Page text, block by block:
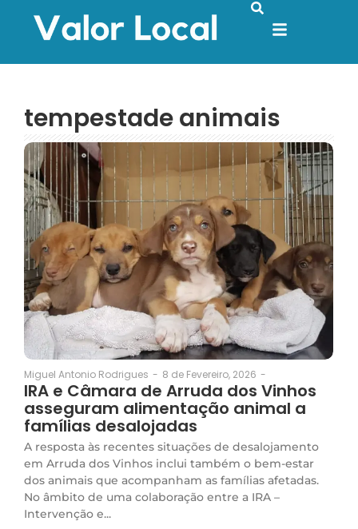
tempestade animais
Miguel Antonio Rodrigues - 8 de Fevereiro, 2026 -
IRA e Câmara de Arruda dos Vinhos
asseguram alimentação animal a
famílias desalojadas
A resposta às recentes situações de desalojamento
em Arruda dos Vinhos inclui também o bem-estar
dos animais que acompanham as famílias afetadas.
No âmbito de uma colaboração entre a IRA –
Intervenção e...